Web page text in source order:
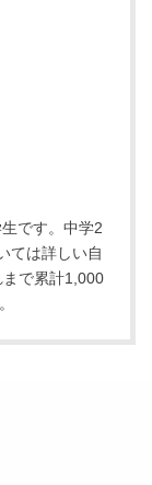
です。中学2
ては詳しい自
で累計1,000